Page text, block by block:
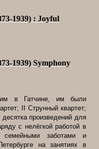
1939) : Joyful
1939) Symphony
в Гатчине, им были
II Струнный квартет;
произведений для
с нелёгкой работой в
семейными заботами и
на занятиях в